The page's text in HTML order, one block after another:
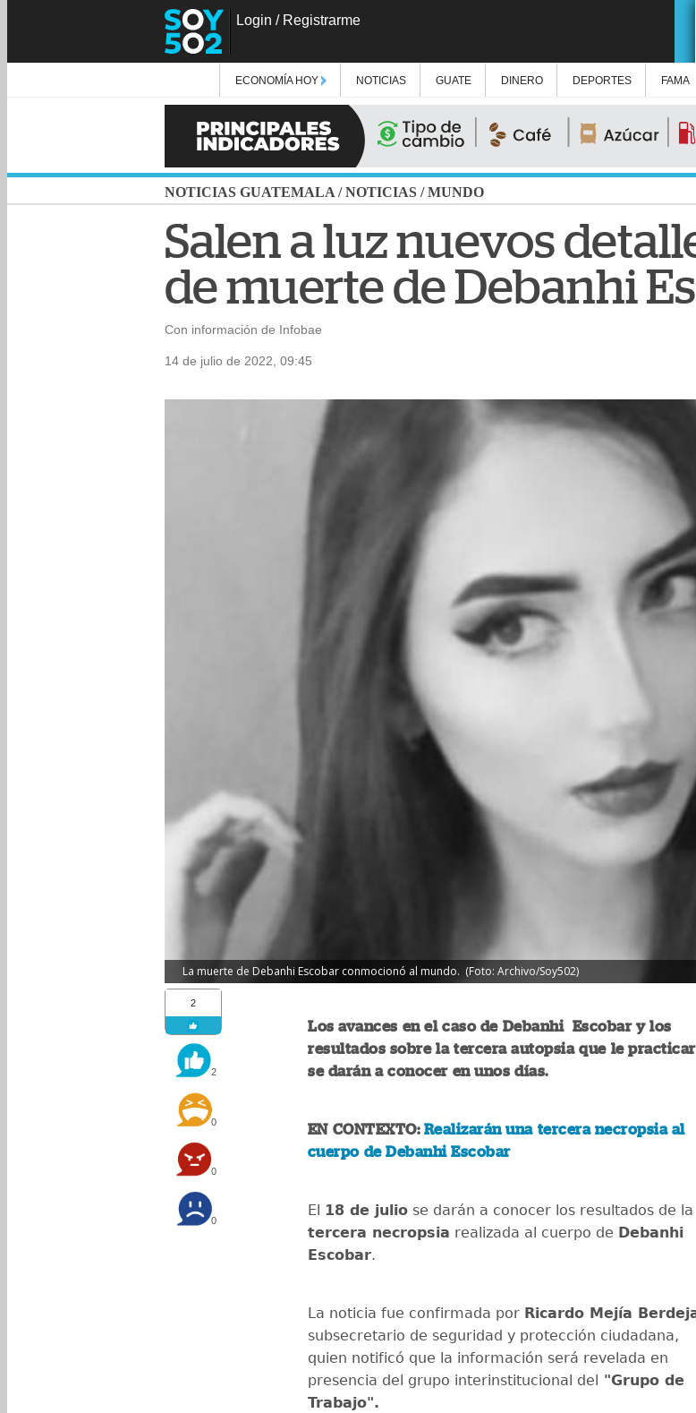
Login / Registrarme
ECONOMÍA HOY NOTICIAS GUATE DINERO DEPORTES FAMA
NOTICIAS GUATEMALA /NOTICIAS /MUNDO
Salen a luz nuevos
de muerte de Debanhi
Con información de Infobae
14 de julio de 2022, 09:45
La muerte de Debanhi Escobar conmocionó al mundo. (Foto: Archivo/Soy502)
2
2
0
0
0
Los avances en el caso de Debanhi Escobar y los
resultados sobre la tercera autopsia que le
se darán a conocer en unos días.
EN CONTEXTO: Realizarán una tercera necropsia al
cuerpo de Debanhi Escobar
El 18 de julio se darán a conocer los resultados de la
tercera necropsia realizada al cuerpo de Debanhi
Escobar.
La noticia fue confirmada por Ricardo Mejía
subsecretario de seguridad y protección ciudadana,
quien notificó que la información será revelada en
presencia del grupo interinstitucional del "Grupo de
Trabajo".